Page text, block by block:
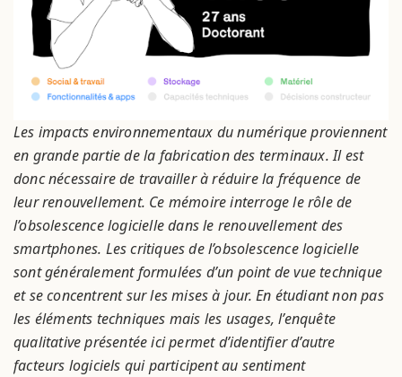
Les impacts environnementaux du numérique proviennent
en grande partie de la fabrication des terminaux. Il est
donc nécessaire de travailler à réduire la fréquence de
leur renouvellement. Ce mémoire interroge le rôle de
l’obsolescence logicielle dans le renouvellement des
smartphones. Les critiques de l’obsolescence logicielle
sont généralement formulées d’un point de vue technique
et se concentrent sur les mises à jour. En étudiant non pas
les éléments techniques mais les usages, l’enquête
qualitative présentée ici permet d’identifier d’autre
facteurs logiciels qui participent au sentiment